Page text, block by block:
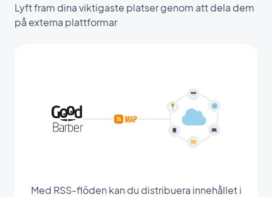
Lyft fram dina viktigaste platser genom att dela dem
på externa plattformar
Med RSS-flöden kan du distribuera innehållet i